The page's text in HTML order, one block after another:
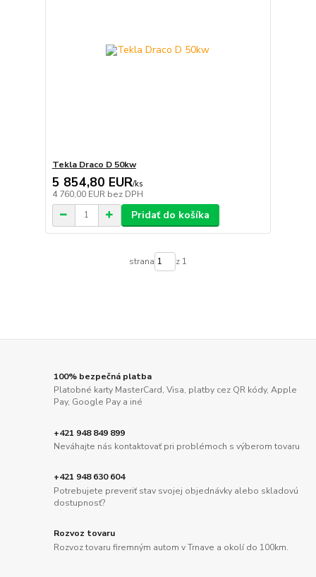
Tekla Draco D 50kw
5 854,80 EUR/ks
4 760,00 EUR bez DPH
Pridať do košíka
strana z 1
100% bezpečná platba
Platobné karty MasterCard, Visa, platby cez QR kódy, Apple
Pay, Google Pay a iné
+421 948 849 899
Neváhajte nás kontaktovať pri problémoch s výberom tovaru
+421 948 630 604
Potrebujete preveriť stav svojej objednávky alebo skladovú
dostupnosť?
Rozvoz tovaru
Rozvoz tovaru firemným autom v Trnave a okolí do 100km.